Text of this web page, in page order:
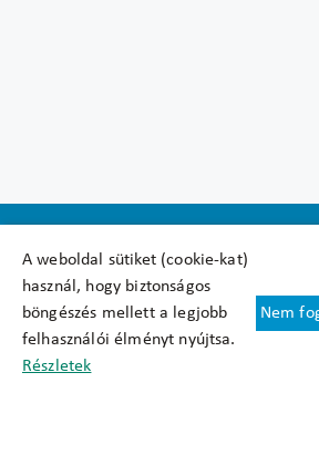
A weboldal sütiket (cookie-kat)
használ, hogy biztonságos
böngészés mellett a legjobb
felhasználói élményt nyújtsa.
Részletek
Nem
Felhasználási